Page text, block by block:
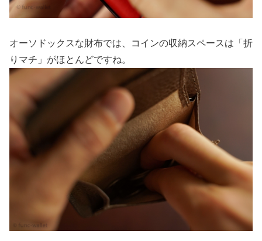
オーソドックスな財布では、コインの収納スペースは「折
りマチ」がほとんどですね。